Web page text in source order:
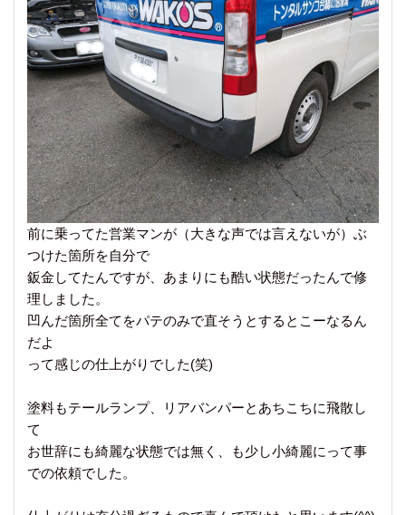
前に乗ってた営業マンが（大きな声では言えないが）ぶ
つけた箇所を自分で
鈑金してたんですが、あまりにも酷い状態だったんで修
理しました。
凹んだ箇所全てをパテのみで直そうとするとこーなるん
だよ
って感じの仕上がりでした(笑)
塗料もテールランプ、リアバンパーとあちこちに飛散し
て
お世辞にも綺麗な状態では無く、も少し小綺麗にって事
での依頼でした。